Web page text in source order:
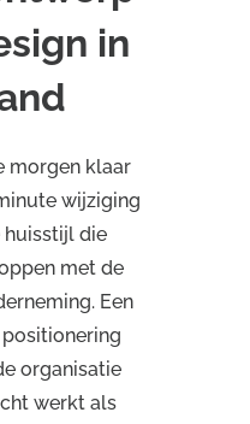
in
morgen klaar
wijziging
huisstijl die
met de
Een
organisatie
werkt als